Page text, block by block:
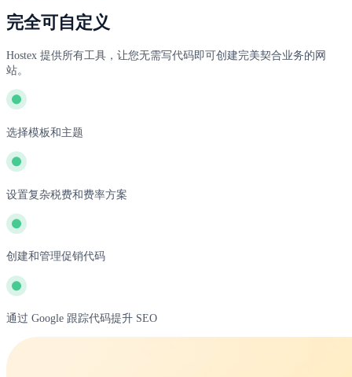
完全可自定义
Hostex 提供所有工具，让您无需写代码即可创建完美契合业务的网
站。
选择模板和主题
设置复杂税费和费率方案
创建和管理促销代码
通过 Google 跟踪代码提升 SEO